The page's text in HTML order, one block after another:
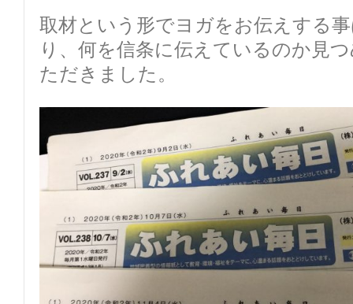
取材という形でヨガをお伝えする
り、何を信条に伝えているのか見
ただきました。